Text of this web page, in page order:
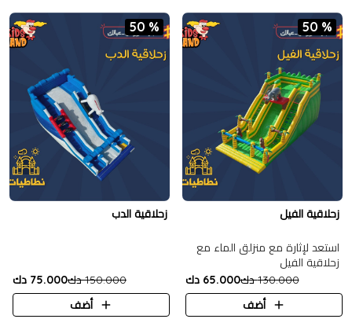
50 %
زحلاقية الفيل
استعد لإثارة مع منزلق الماء مع
زحلاقية الفيل
130.000 دك
65.000 دك
أضف
50 %
زحلاقية الدب
150.000 دك
75.000 دك
أضف